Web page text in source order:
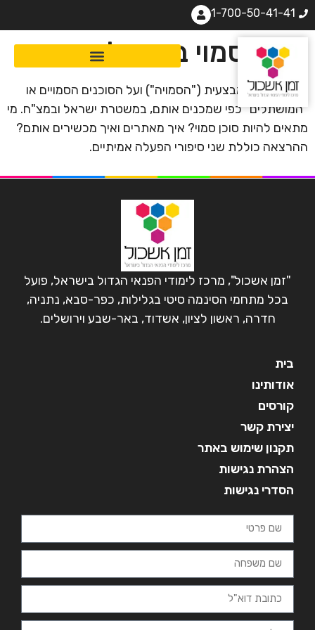
1-700-50-41-41
סוכן סמוי בדרך לפריס
על היחידה המבצעית ("הסמויה") ועל הסוכנים הסמויים או
"המושתלים" כפי שמכנים אותם, במשטרת ישראל ובמצ"ח. מי
מתאים להיות סוכן סמוי? איך מאתרים ואיך מכשירים אותם?
ההרצאה כוללת שני סיפורי הפעלה אמיתיים.
"זמן אשכול", מרכז לימודי הפנאי הגדול בישראל, פועל
בכל מתחמי הסינמה סיטי בגלילות, כפר-סבא, נתניה,
חדרה, ראשון לציון, אשדוד, באר-שבע וירושלים.
בית
אודותינו
קורסים
יצירת קשר
תקנון שימוש באתר
הצהרת נגישות
הסדרי נגישות